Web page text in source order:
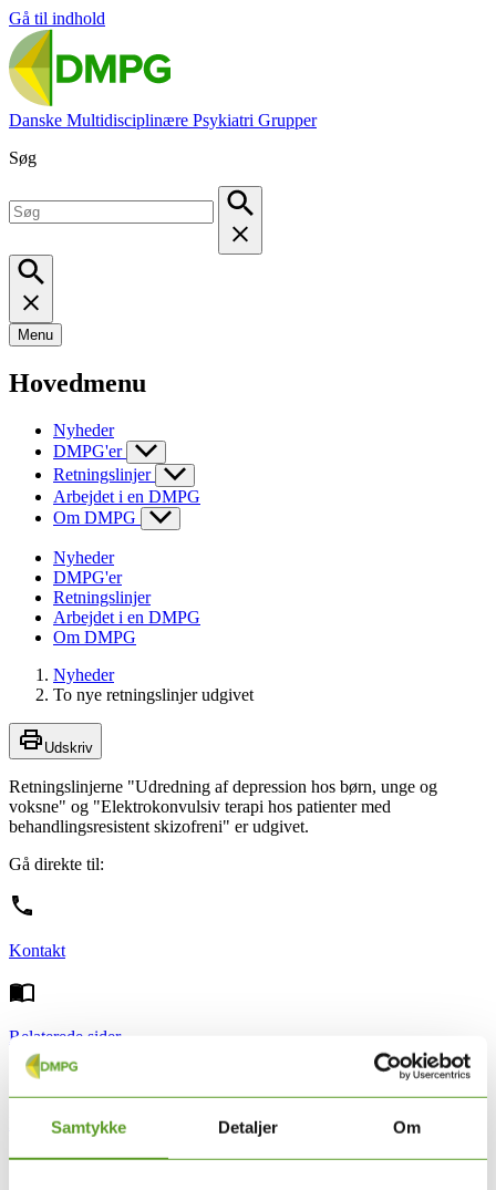
Samtykke Detaljer Om
Gå til indhold
Danske Multidisciplinære Psykiatri Grupper
Søg
Menu
Hovedmenu
Nyheder
DMPG'er
Retningslinjer
Arbejdet i en DMPG
Om DMPG
Nyheder
DMPG'er
Retningslinjer
Arbejdet i en DMPG
Om DMPG
Nyheder
To nye retningslinjer udgivet
Udskriv
Retningslinjerne "Udredning af depression hos børn, unge og
voksne" og "Elektrokonvulsiv terapi hos patienter med
behandlingsresistent skizofreni" er udgivet.
Gå direkte til:
Kontakt
Relaterede sider
Nyttige links